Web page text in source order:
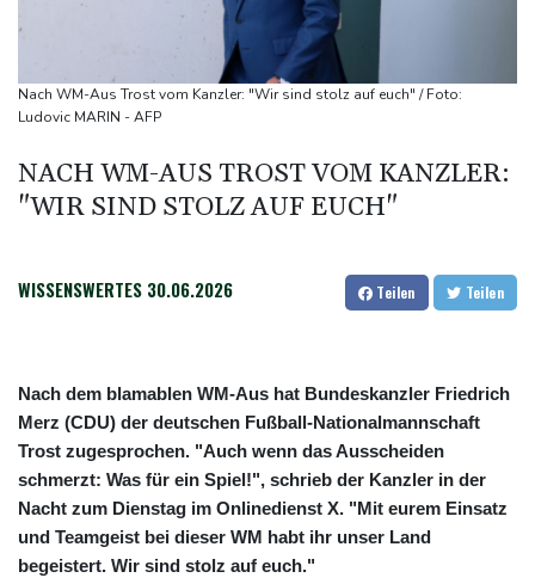
Neuer Waldbrand in Südfrankreich: Mehr als 200
Feuerwehrleute im Einsatz
Umfrage: Mehrheit der Deutschen gegen Abschaffung der
"Rente mit 63"
Bericht: Dobrindt verdoppelt Anti-Drohnen-Einheiten der
Bundespolizei
Gazastreifen weiter ab
Nach WM-Aus Trost vom Kanzler: "Wir sind stolz auf euch" / Foto:
Ludovic MARIN - AFP
NACH WM-AUS TROST VOM KANZLER:
"WIR SIND STOLZ AUF EUCH"
WISSENSWERTES 30.06.2026 Teilen Teilen
Nach dem blamablen WM-Aus hat Bundeskanzler Friedrich
Merz (CDU) der deutschen Fußball-Nationalmannschaft
Trost zugesprochen. "Auch wenn das Ausscheiden
schmerzt: Was für ein Spiel!", schrieb der Kanzler in der
Nacht zum Dienstag im Onlinedienst X. "Mit eurem Einsatz
und Teamgeist bei dieser WM habt ihr unser Land
begeistert. Wir sind stolz auf euch."